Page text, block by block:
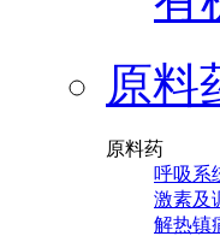
原料
原料药
呼吸系
激素及
解热镇